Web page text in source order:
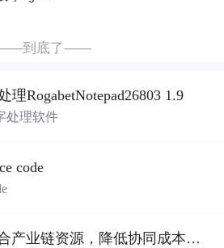
到底了——
RogabetNotepad26803 1.9
处理软件
code
企业如何高效整合产业链资源，降低协同成本？.docx